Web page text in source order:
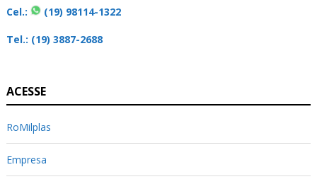
Cel.: (19) 98114-1322
Tel.: (19) 3887-2688
ACESSE
RoMilplas
Empresa